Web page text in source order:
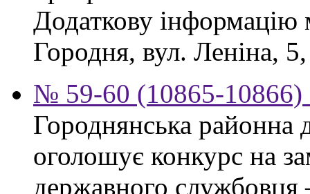
Додаткову
Городня, вул. Леніна,
№ 59-60 (10865-10866)
Городнянська районна
оголошує конкурс на
державного службовця